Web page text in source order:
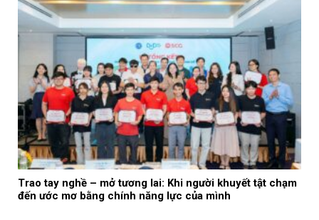
Trao tay nghề – mở tương lai: Khi người khuyết tật chạm
đến ước mơ bằng chính năng lực của mình